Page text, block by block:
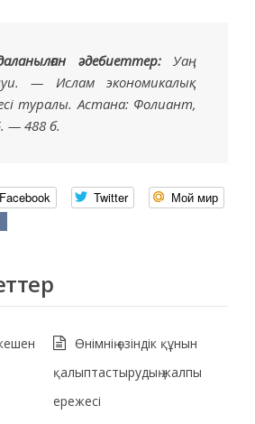
әдебиеттер:Уаң
— Ислам экономикалық
туралы. Астана: Фолиант,
— 488 б.
Facebook Twitter Мой мир
Өнімнің өзіндік құнын
қалыптастырудың жалпы
ережесі